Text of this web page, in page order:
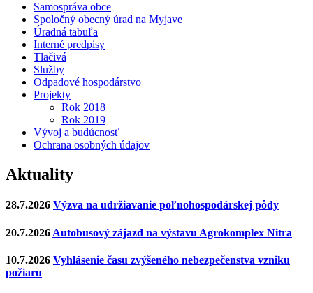
Samospráva obce
Spoločný obecný úrad na Myjave
Úradná tabuľa
Interné predpisy
Tlačivá
Služby
Odpadové hospodárstvo
Projekty
Rok 2018
Rok 2019
Vývoj a budúcnosť
Ochrana osobných údajov
Aktuality
28.7.2026 Výzva na udržiavanie poľnohospodárskej pôdy
20.7.2026 Autobusový zájazd na výstavu Agrokomplex Nitra
10.7.2026 Vyhlásenie času zvýšeného nebezpečenstva vzniku
požiaru